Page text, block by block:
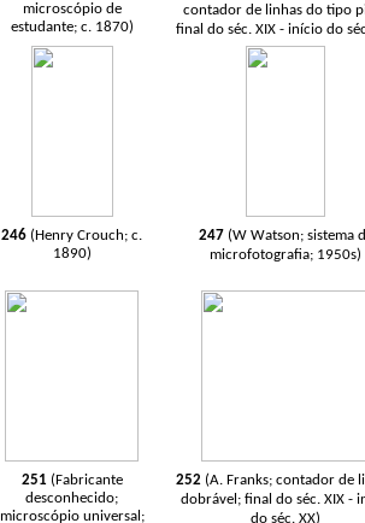
microscópio de
estudante; c. 1870)
contador de linhas do tipo
final do séc. XIX - início do
246 (Henry Crouch; c.
1890)
247 (W Watson; sistema
microfotografia; 1950s)
251 (Fabricante
desconhecido;
microscópio universal;
252 (A. Franks; contador de
dobrável; final do séc. XIX -
do séc. XX)